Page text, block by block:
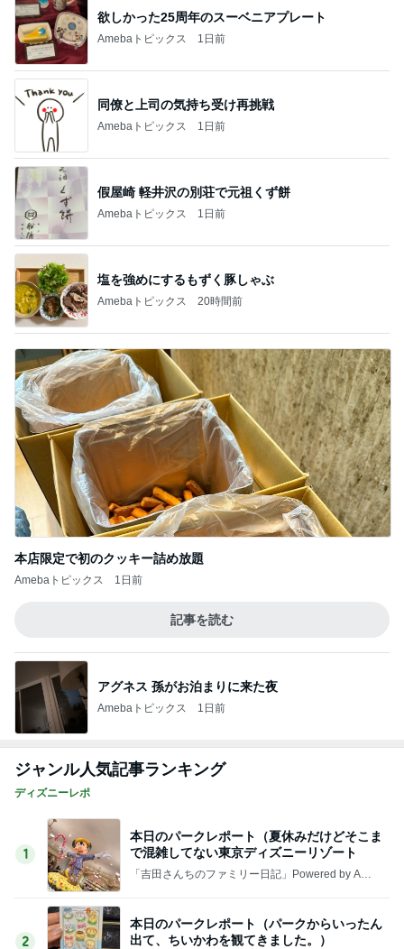
欲しかった25周年のスーベニアプレート
Amebaトピックス 1日前
同僚と上司の気持ち受け再挑戦
Amebaトピックス 1日前
假屋崎 軽井沢の別荘で元祖くず餅
Amebaトピックス 1日前
塩を強めにするもずく豚しゃぶ
Amebaトピックス 20時間前
本店限定で初のクッキー詰め放題
Amebaトピックス 1日前
記事を読む
アグネス 孫がお泊まりに来た夜
Amebaトピックス 1日前
ジャンル人気記事ランキング
ディズニーレポ
1
本日のパークレポート（夏休みだけどそこま
で混雑してない東京ディズニーリゾート
「吉田さんちのファミリー日記」Powered by Ame
2
本日のパークレポート（パークからいったん
出て、ちいかわを観てきました。）